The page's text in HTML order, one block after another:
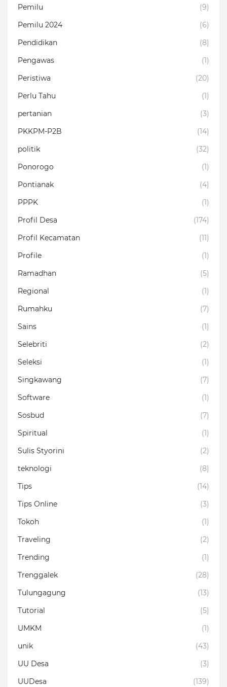
Pemilu
(9)
Pemilu 2024
(6)
Pendidikan
(8)
Pengawas
(1)
Peristiwa
(20)
Perlu Tahu
(1)
pertanian
(3)
PKKPM-P2B
(14)
politik
(32)
Ponorogo
(1)
Pontianak
(4)
PPPK
(1)
Profil Desa
(174)
Profil Kecamatan
(11)
Profile
(1)
Ramadhan
(5)
Regional
(1)
Rumahku
(7)
Sains
(1)
Selebriti
(2)
Seleksi
(1)
Singkawang
(7)
Software
(1)
Sosbud
(7)
Spiritual
(1)
Sulis Styorini
(2)
teknologi
(8)
Tips
(14)
Tips Online
(3)
Tokoh
(1)
Traveling
(2)
Trending
(1)
Trenggalek
(28)
Tulungagung
(13)
Tutorial
(5)
UMKM
(1)
unik
(43)
UU Desa
(3)
UUDesa
(139)